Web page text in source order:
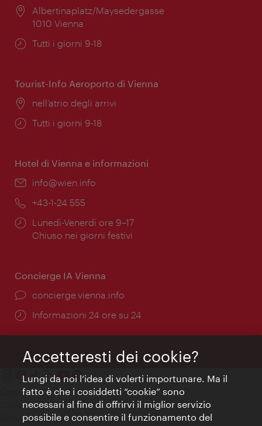
Posizione:
Albertinaplatz/Maysedergasse
1010 Vienna
Orari
Tutti i giorni 9-18
Tourist-Info Aeroporto di Vienna
Posizione:
nell’atrio degli arrivi
Orari
Tutti i giorni 9-18
Hotel di Vienna e informazioni
Email:
info@wien.info
Telefono:
+43-1-24 555
Orari
di
Lunedì-Venerdì ore 9–17
Chiuso nei giorni festivi
Concierge IA Vienna
Ort:
concierge.vienna.info
Öffnungszeiten:
Informazioni 24 ore su 24
Contatti
Colophon
Dichiarazione sulla protezione dei dati
Accetteresti dei cookie?
Lungi da noi l’idea di volerti importunare. Ma il
fatto è che i cosiddetti “cookie” sono
necessari al fine di offrirvi il miglior servizio
possibile e consentire il funzionamento del